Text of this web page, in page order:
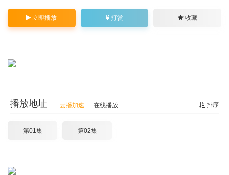
立即播放 打赏 收藏
排序
播放地址 云播加速 在线播放
第01集 第02集